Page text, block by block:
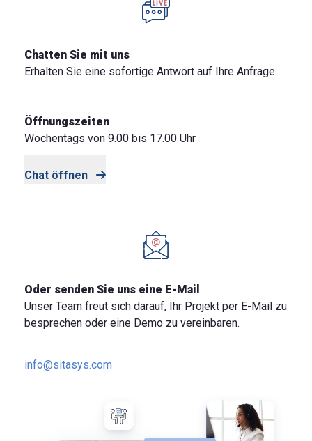
Chatten Sie mit uns
Erhalten Sie eine sofortige Antwort auf Ihre Anfrage.
Öffnungszeiten
Wochentags von 9.00 bis 17.00 Uhr
Chat öffnen
Oder senden Sie uns eine E-Mail
Unser Team freut sich darauf, Ihr Projekt per E-Mail zu
besprechen oder eine Demo zu vereinbaren.
info@sitasys.com